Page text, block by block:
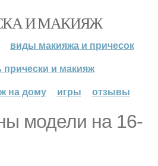
И МАКИЯЖ
виды макияжа и причесок
прически и макияж
на дому
игры отзывы
модели на 16-